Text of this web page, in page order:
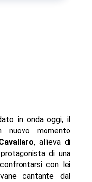
in onda oggi, il
momento
, allieva di
di una
con lei
cantante dal